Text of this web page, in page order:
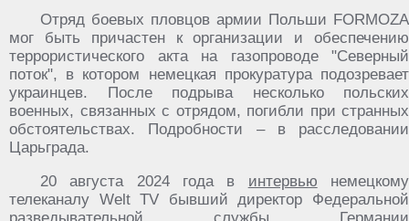
Отряд боевых пловцов армии Польши FORMOZA
мог быть причастен к организации и обеспечению
террористического акта на газопроводе "Северный
поток", в котором немецкая прокуратура подозревает
украинцев. После подрыва несколько польских
военных, связанных с отрядом, погибли при странных
обстоятельствах. Подробности – в расследовании
Царьграда.
20 августа 2024 года в интервью немецкому
телеканалу Welt TV бывший директор Федеральной